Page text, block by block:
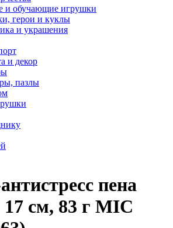
и обучающие игрушки
герои и куклы
и украшения
и декор
пазлы
пена
см, 83 г MIC